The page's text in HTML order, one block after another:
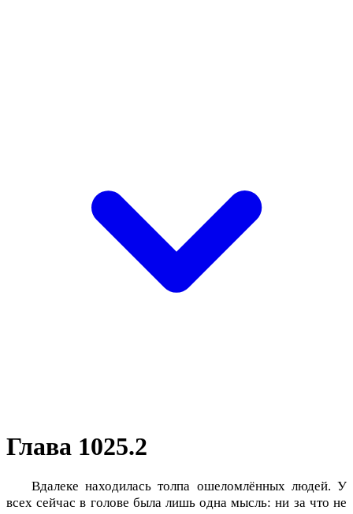
Глава 1025.2
Вдалеке находилась толпа ошеломлённых людей. У
всех сейчас в голове была лишь одна мысль: ни за что не